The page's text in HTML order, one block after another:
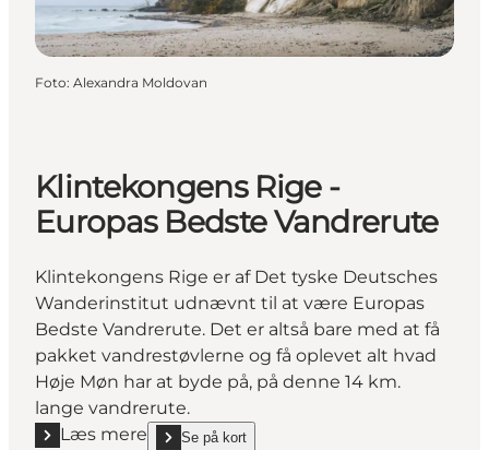
Foto: Alexandra Moldovan
Klintekongens Rige -
Europas Bedste Vandrerute
Klintekongens Rige er af Det tyske Deutsches
Wanderinstitut udnævnt til at være Europas
Bedste Vandrerute. Det er altså bare med at få
pakket vandrestøvlerne og få oplevet alt hvad
Høje Møn har at byde på, på denne 14 km.
lange vandrerute.
Læs mere
Læs mere "Klintekongens Rige - Europas Bedste
Se på kort
show Klintekongens Rige - Europas Bedste